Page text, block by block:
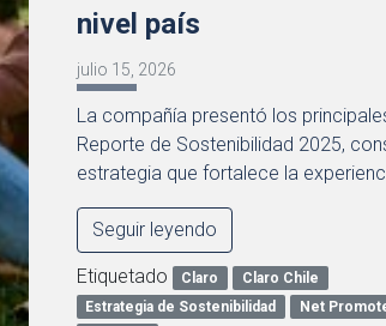
nivel país
julio 15, 2026
La compañía presentó los
Reporte de Sostenibilidad 2025,
estrategia que fortalece la
Seguir leyendo
Etiquetado Claro
Claro Chile
Estrategia de Sostenibilidad
Net